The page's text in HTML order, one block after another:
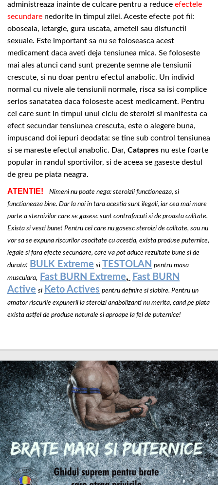
administreaza inainte de culcare pentru a reduce efectele
secundare nedorite in timpul zilei. Aceste efecte pot fii:
oboseala, letargie, gura uscata, ameteli sau disfunctii
sexuale. Este important sa nu se foloseasca acest
medicament daca aveti deja tensiunea mica. Se foloseste
mai ales atunci cand sunt prezente semne ale tensiunii
crescute, si nu doar pentru efectul anabolic. Un individ
normal cu nivele ale tensiunii normale, risca sa isi complice
serios sanatatea daca foloseste acest medicament. Pentru
cei care sunt in timpul unui ciclu de steroizi si manifesta ca
efect secundar tensiunea crescuta, este o alegere buna,
impuscand doi iepuri deodata: se tine sub control tensiunea
si se mareste efectul anabolic. Dar, Catapres nu este foarte
popular in randul sportivilor, si de aceea se gaseste destul
de greu pe piata neagra.
ATENTIE!
Nimeni nu poate nega: steroizii functioneaza, si
functioneaza bine. Dar la noi in tara acestia sunt ilegali, iar cea mai mare
parte a steroizilor care se gasesc sunt contrafacuti si de proasta calitate.
Exista si vesti bune! Pentru cei care nu gasesc steroizi de calitate, sau nu
vor sa se expuna riscurilor asocitate cu acestia, exista produse puternice,
legale si fara efecte secundare, care va pot aduce rezultate bune si de
durata: BULK Extreme si TESTOLAN pentru masa
musculara, Fast BURN Extreme,
Fast BURN
Active si Keto Actives pentru definire si slabire. Pentru un
amator riscurile expunerii la steroizi anabolizanti nu merita, cand pe piata
exista astfel de produse naturale si aproape la fel de puternice!